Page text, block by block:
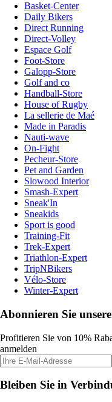
Basket-Center
Daily Bikers
Direct Running
Direct-Volley
Espace Golf
Foot-Store
Galopp-Store
Golf and co
Handball-Store
House of Rugby
La sellerie de Maé
Made in Paradis
Nauti-wave
On-Fight
Pecheur-Store
Pet and Garden
Slowood Interior
Smash-Expert
Sneak'In
Sneakids
Sport is good
Training-Fit
Trek-Expert
Triathlon-Expert
TripNBikers
Vélo-Store
Winter-Expert
Abonnieren Sie
Profitieren Sie von 10%
anmelden
Bleiben Sie in